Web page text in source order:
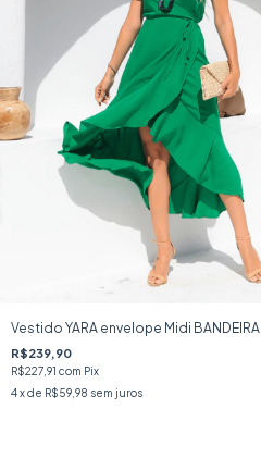
Vestido YARA envelope Midi BANDEIRA
R$239,90
R$227,91 com Pix
4x de R$59,98 sem juros